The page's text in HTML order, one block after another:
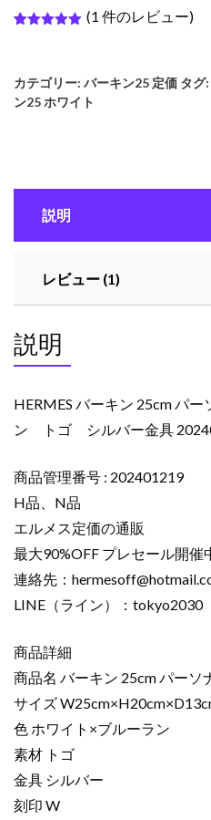
価のうち、
5.00 点
(1 件のレビュー)
カテゴリー: バーキン25 定価 タグ:
ン25 ホワイト
説明
レビュー (1)
説明
HERMES バーキン 25cm パ
ン トゴ シルバー金具
商品管理番号 : 202401219
H品、N品
エルメス定価の通販
最大90%OFF プレセール開催
連絡先：
LINE（ライン）：tokyo2030
商品詳細
商品名 バーキン 25cm パーソ
サイズ
色 ホワイト×ブルーラン
素材 トゴ
金具 シルバー
刻印 W